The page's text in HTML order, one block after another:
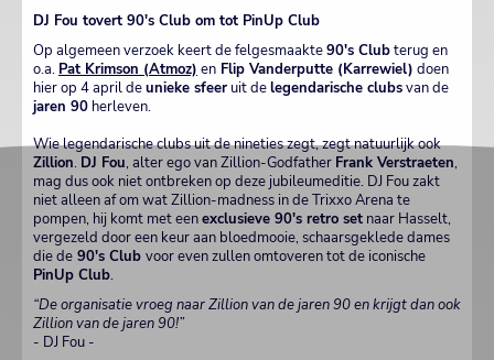
DJ Fou tovert 90's Club om tot PinUp Club
Op algemeen verzoek keert de felgesmaakte90's Clubterug en
o.a. Pat Krimson (Atmoz) en Flip Vanderputte (Karrewiel) doen
hier op 4 april deunieke sfeer uit delegendarische clubsvan de
jaren 90 herleven.
Wie legendarische clubs uit de nineties zegt, zegt natuurlijk ook
Zillion. DJ Fou, alter ego van Zillion-Godfather Frank Verstraeten,
mag dus ook niet ontbreken op deze jubileumeditie. DJ Fou zakt
niet alleen af om wat Zillion-madness in de Trixxo Arena te
pompen, hij komt met eenexclusieve 90's retro set naar Hasselt,
vergezeld door een keur aan bloedmooie, schaarsgeklede dames
die de 90's Club voor even zullen omtoveren tot de iconische
PinUp Club.
“De organisatie vroeg naar Zillion van de jaren 90 en krijgt dan ook
Zillion van de jaren 90!”
- DJ Fou -